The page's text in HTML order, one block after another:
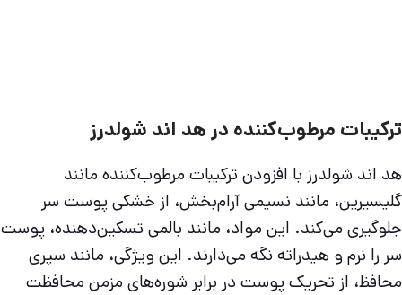
ترکیبات مرطوب‌کننده در هد اند شولدرز
هد اند شولدرز با افزودن ترکیبات مرطوب‌کننده مانند
گلیسیرین، مانند نسیمی آرام‌بخش، از خشکی پوست سر
جلوگیری می‌کند. این مواد، مانند بالمی تسکین‌دهنده، پوست
سر را نرم و هیدراته نگه می‌دارند. این ویژگی، مانند سپری
محافظ، از تحریک پوست در برابر شوره‌های مزمن محافظت